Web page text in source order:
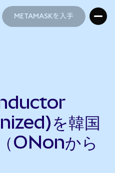
METAMASKを入手
を韓国
ONonから